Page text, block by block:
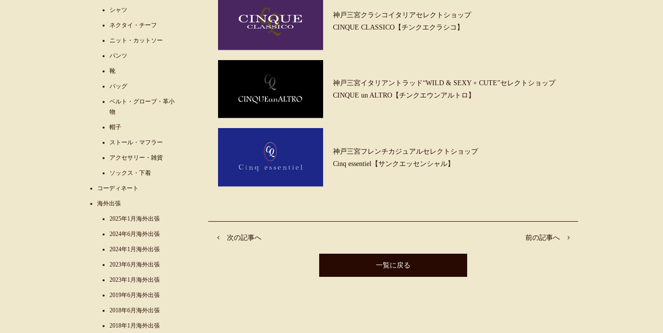
神戸三宮クラシコイタリアセレクトショップ
CINQUE CLASSICO【チンクエクラシコ】
神戸三宮イタリアントラッド“WILD & SEXY + CUTE”セレクトショップ
CINQUE un ALTRO【チンクエウンアルトロ】
神戸三宮フレンチカジュアルセレクトショップ
Cinq essentiel【サンクエッセンシャル】
前の記事へ
次の記事へ
一覧に戻る
シャツ
ネクタイ・チーフ
ニット・カットソー
パンツ
靴
バッグ
ベルト・グローブ・革小
物
帽子
ストール・マフラー
アクセサリー・雑貨
ソックス・下着
コーディネート
海外出張
2025年1月海外出張
2024年6月海外出張
2024年1月海外出張
2023年6月海外出張
2023年1月海外出張
2019年6月海外出張
2018年6月海外出張
2018年1月海外出張